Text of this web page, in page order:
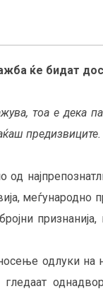
ќе бидат
тоа е дека
предизвиците.
меѓународнo
одлуки на